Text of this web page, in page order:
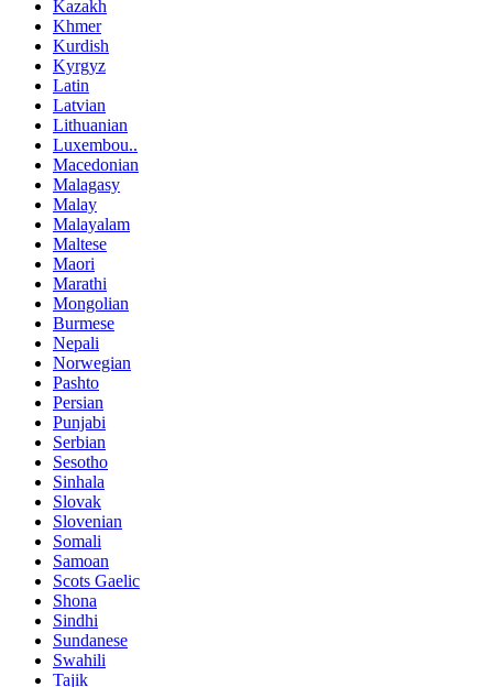
Kazakh
Khmer
Kurdish
Kyrgyz
Latin
Latvian
Lithuanian
Luxembou..
Macedonian
Malagasy
Malay
Malayalam
Maltese
Maori
Marathi
Mongolian
Burmese
Nepali
Norwegian
Pashto
Persian
Punjabi
Serbian
Sesotho
Sinhala
Slovak
Slovenian
Somali
Samoan
Scots Gaelic
Shona
Sindhi
Sundanese
Swahili
Tajik